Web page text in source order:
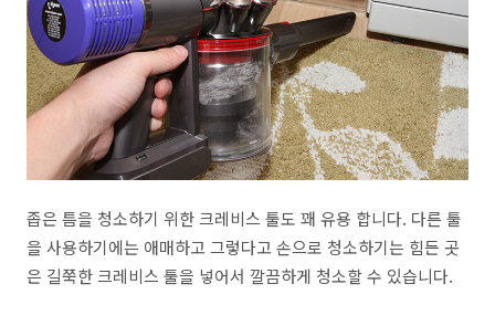
좁은 틈을 청소하기 위한 크레비스 툴도 꽤 유용 합니다. 다른 툴
을 사용하기에는 애매하고 그렇다고 손으로 청소하기는 힘든 곳
은 길쭉한 크레비스 툴을 넣어서 깔끔하게 청소할 수 있습니다.